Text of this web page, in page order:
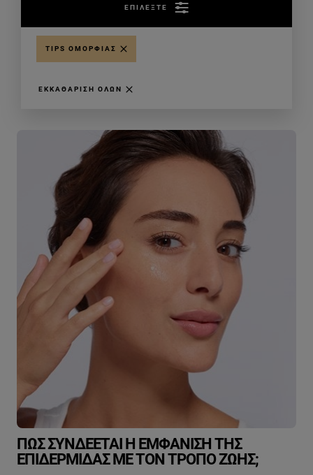
ΕΠΙΛΕΞΤΕ
TIPS ΟΜΟΡΦΙΆΣ
ΕΚΚΑΘΆΡΙΣΗ ΌΛΩΝ
ΠΏΣ ΣΥΝΔΈΕΤΑΙ Η ΕΜΦΆΝΙΣΗ ΤΗΣ
ΕΠΙΔΕΡΜΊΔΑΣ ΜΕ ΤΟΝ ΤΡΌΠΟ ΖΩΉΣ;